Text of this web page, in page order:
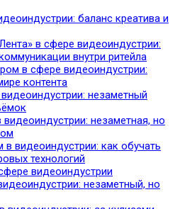
баланс креатива и
в сфере видеоиндустрии:
внутри ритейла
в сфере видеоиндустрии:
контента
незаметный
незаметная, но
в видеоиндустрии: как обучать
технологий
видеоиндустрии
незаметный, но